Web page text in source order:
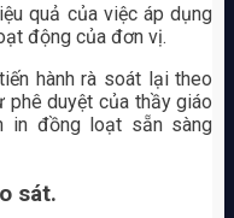
quả của việc áp dụng
động của đơn vị.
hành rà soát lại theo
duyệt của thầy giáo
in đồng loạt sẵn sàng
sát.